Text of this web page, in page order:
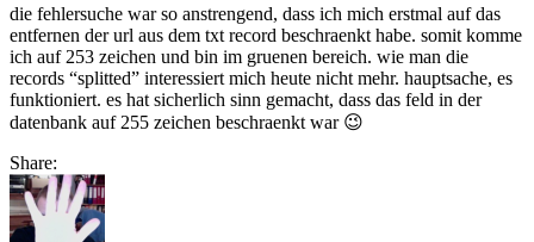
die fehlersuche war so anstrengend, dass ich mich erstmal auf das
entfernen der url aus dem txt record beschraenkt habe. somit komme
ich auf 253 zeichen und bin im gruenen bereich. wie man die
records “splitted” interessiert mich heute nicht mehr. hauptsache, es
funktioniert. es hat sicherlich sinn gemacht, dass das feld in der
datenbank auf 255 zeichen beschraenkt war 😉
Share: